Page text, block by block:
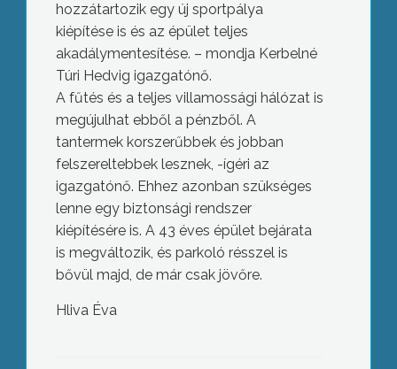
hozzátartozik egy új sportpálya
kiépítése is és az épület teljes
akadálymentesítése. – mondja Kerbelné
Túri Hedvig igazgatónő.
A fűtés és a teljes villamossági hálózat is
megújulhat ebből a pénzből. A
tantermek korszerűbbek és jobban
felszereltebbek lesznek, -ígéri az
igazgatónő. Ehhez azonban szükséges
lenne egy biztonsági rendszer
kiépítésére is. A 43 éves épület bejárata
is megváltozik, és parkoló résszel is
bővül majd, de már csak jövőre.
Hliva Éva